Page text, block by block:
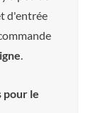
d'entrée
.
pour le